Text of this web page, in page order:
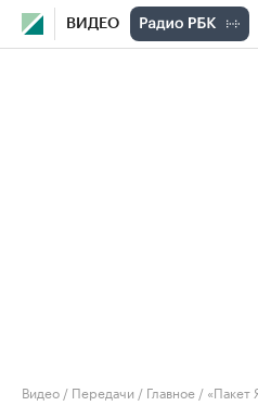
ВИДЕО
Видео / Передачи / Главное / «Пакет